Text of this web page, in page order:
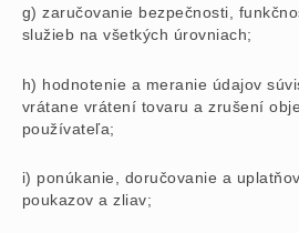
g) zaručovanie bezpečnosti,
služieb na všetkých úrovniach;
h) hodnotenie a meranie údajov
vrátane vrátení tovaru a zrušení
používateľa;
i) ponúkanie, doručovanie a
poukazov a zliav;